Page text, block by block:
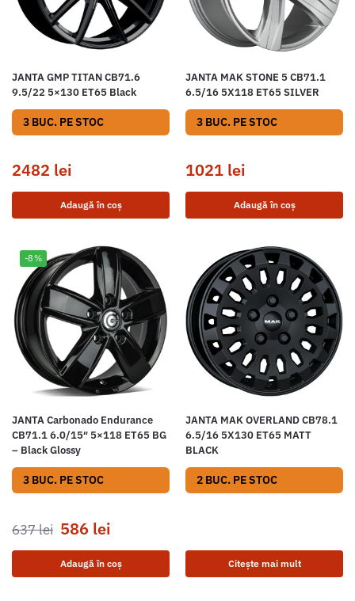
JANTA GMP TITAN CB71.6
9.5/22 5×130 ET65 Black
3 BUC. PE STOC
2482 lei
Adaugă în coș
JANTA MAK STONE 5 CB71.1
6.5/16 5X118 ET65 SILVER
3 BUC. PE STOC
1021 lei
Adaugă în coș
-8%
JANTA Carbonado Endurance
CB71.1 6.0/15″ 5×118 ET65 BG
– Black Glossy
3 BUC. PE STOC
637lei 586 lei
Adaugă în coș
JANTA MAK OVERLAND CB78.1
6.5/16 5X130 ET65 MATT
BLACK
2 BUC. PE STOC
Citește mai mult